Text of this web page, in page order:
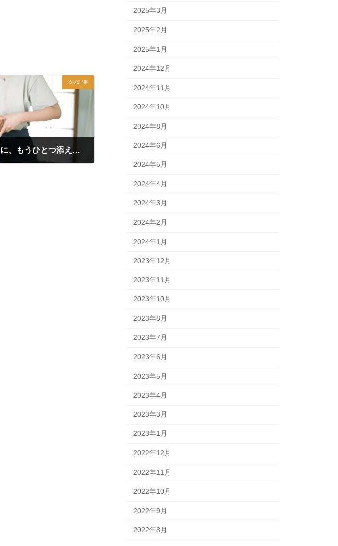
次の記事
タイ古式ボディケアに、もうひとつ添えるという選択
2025年3月
2025年2月
2025年1月
2024年12月
2024年11月
2024年10月
2024年8月
2024年6月
2024年5月
2024年4月
2024年3月
2024年2月
2024年1月
2023年12月
2023年11月
2023年10月
2023年8月
2023年7月
2023年6月
2023年5月
2023年4月
2023年3月
2023年1月
2022年12月
2022年11月
2022年10月
2022年9月
2022年8月